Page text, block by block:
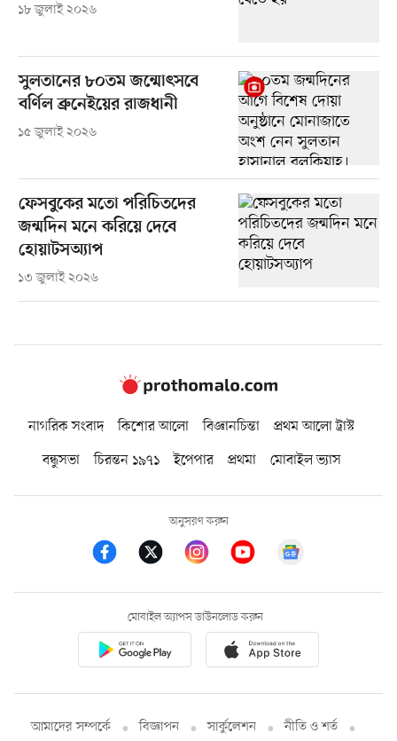
১৮ জুলাই ২০২৬
সুলতানের ৮০তম জন্মোৎসবে
বর্ণিল ব্রুনেইয়ের রাজধানী
১৫ জুলাই ২০২৬
ফেসবুকের মতো পরিচিতদের
জন্মদিন মনে করিয়ে দেবে
হোয়াটসঅ্যাপ
১৩ জুলাই ২০২৬
নাগরিক সংবাদ কিশোর আলো বিজ্ঞানচিন্তা
প্রথম আলো ট্রাস্ট
বন্ধুসভা
চিরন্তন ১৯৭১ ইপেপার প্রথমা মোবাইল ভ্যাস
অনুসরণ করুন
মোবাইল অ্যাপস ডাউনলোড করুন
আমাদের সম্পর্কে বিজ্ঞাপন সার্কুলেশন নীতি ও শর্ত